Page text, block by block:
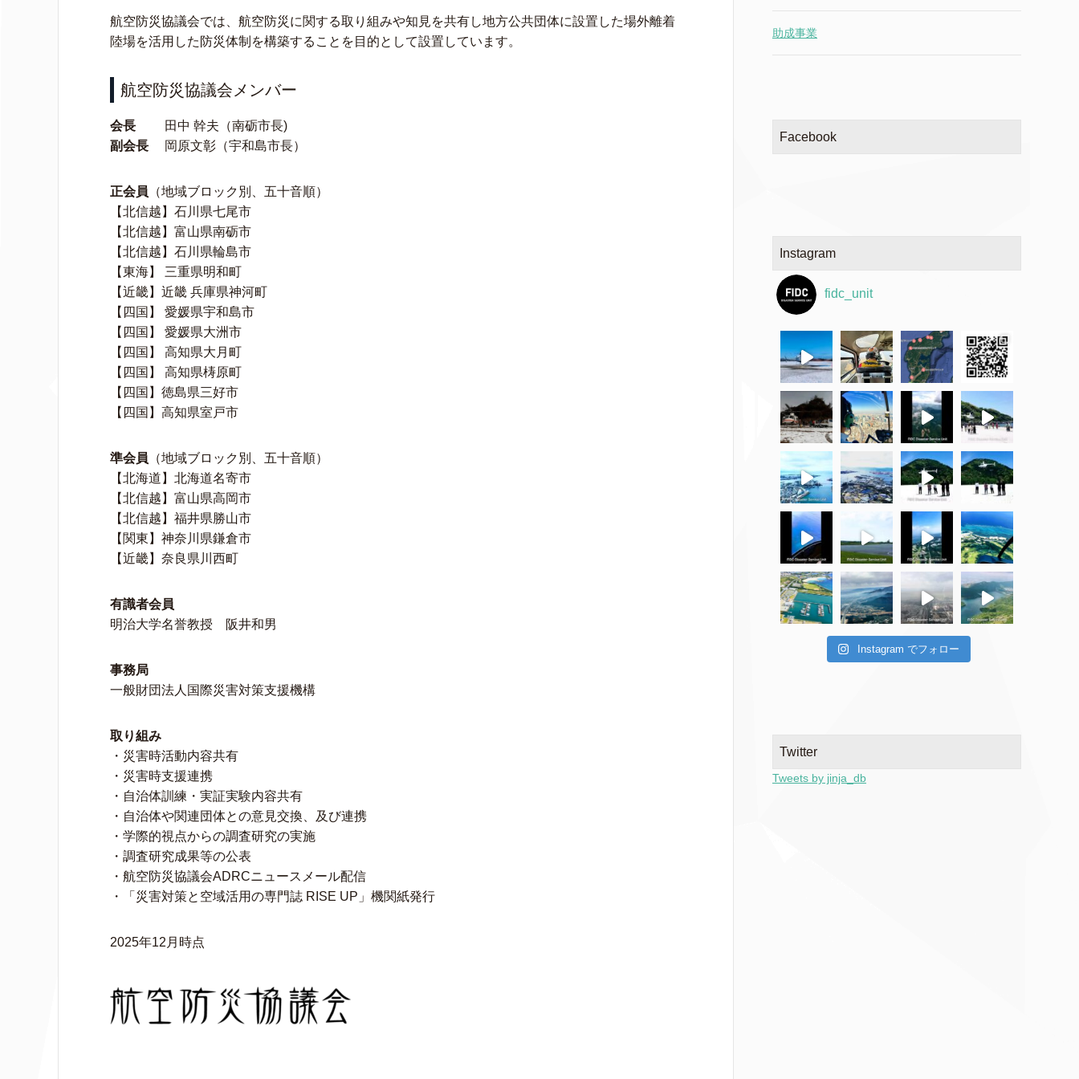
航空防災協議会では、航空防災に関する取り組みや知見を共有し地方公共団体に設置した場外離着
陸場を活用した防災体制を構築することを目的として設置しています。
航空防災協議会メンバー
会長 田中 幹夫（南砺市長)
副会長 岡原文彰（宇和島市長）
正会員 （地域ブロック別、五十音順）
【北信越】石川県七尾市
【北信越】富山県南砺市
【北信越】石川県輪島市
【東海】 三重県明和町
【近畿】近畿 兵庫県神河町
【四国】 愛媛県宇和島市
【四国】 愛媛県大洲市
【四国】 高知県大月町
【四国】 高知県梼原町
【四国】徳島県三好市
【四国】高知県室戸市
準会員 （地域ブロック別、五十音順）
【北海道】北海道名寄市
【北信越】富山県高岡市
【北信越】福井県勝山市
【関東】神奈川県鎌倉市
【近畿】奈良県川西町
有識者会員
明治大学名誉教授 阪井和男
事務局
一般財団法人国際災害対策支援機構
取り組み
・災害時活動内容共有
・災害時支援連携
・自治体訓練・実証実験内容共有
・自治体や関連団体との意見交換、及び連携
・学際的視点からの調査研究の実施
・調査研究成果等の公表
・航空防災協議会ADRCニュースメール配信
・「災害対策と空域活用の専門誌 RISE UP」機関紙発行
2025年12月時点
助成事業
Facebook
Instagram
fidc_unit
Instagram でフォロー
Twitter
Tweets by jinja_db